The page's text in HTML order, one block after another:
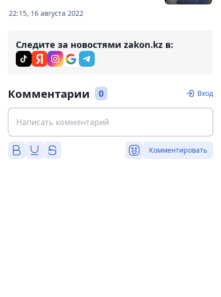
22:15, 16 августа 2022
Следите за новостями zakon.kz в:
Комментарии 0 Вход
Комментировать